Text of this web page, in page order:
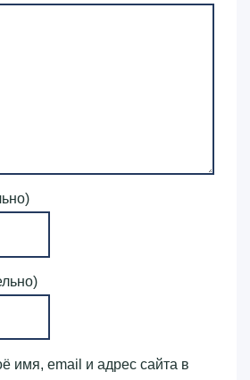
имя, email и адрес сайта в